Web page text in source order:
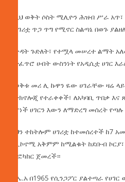
በዚህ ወቅት ሶስት ሚሊዮን ሕዝብ ሥራ
በሀገሪቷ ጥጋ ጥግ የሚኖር ስልጣኔ በወጉ
የጽዳት ጉድለት፣ የተሟላ መሠረተ ልማት
የተፈጥሮ ሀብት ውስንነት የአዲሲቷ ሀገር
የወቅቱ መሪ ሊ ኩዋን ዬው ሀገራቸው ዛሬ
በቴክኖሎጂ የተራቀቀች፣ ለአካባቢ ጥበቃ
የሆነች ሀገርን እውን ለማድረግ መሰረት
ይህን ተከትሎም ሀገሪቷ ከተመሰረተች ከ7
በኢኮኖሚ አቅምም ከሚልቁት ከደቡብ ኮርያ፣
መፎካከር ጀመረች።
እ.ኤ.አ በ1965 የሲንጋፖር ያልተጣራ